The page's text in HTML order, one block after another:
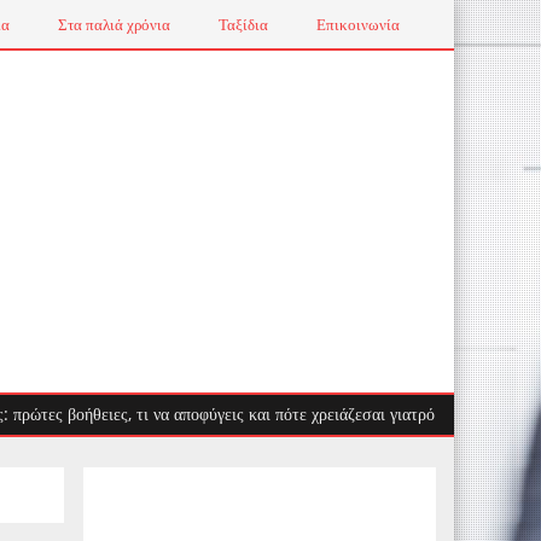
Στα παλιά χρόνια Ταξίδια Επικοινωνία
τι να αποφύγεις και πότε χρειάζεσαι γιατρό